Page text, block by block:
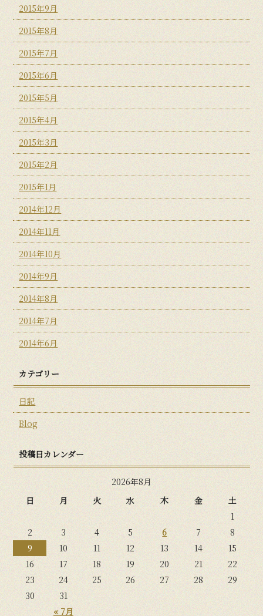
2015年9月
2015年8月
2015年7月
2015年6月
2015年5月
2015年4月
2015年3月
2015年2月
2015年1月
2014年12月
2014年11月
2014年10月
2014年9月
2014年8月
2014年7月
2014年6月
カテゴリー
日記
Blog
投稿日カレンダー
2026年8月
日
月 火 水 木 金 土
« 7月
1
2
3 4 5 6 7
8
9
10 11 12 13 14
15
16
17 18 19 20 21
22
23
24 25 26 27 28
29
30
31